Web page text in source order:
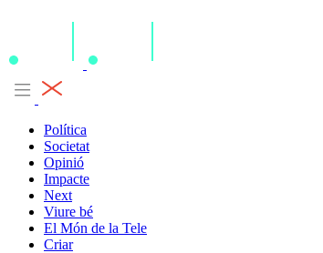
Política
Societat
Opinió
Impacte
Next
Viure bé
El Món de la Tele
Criar